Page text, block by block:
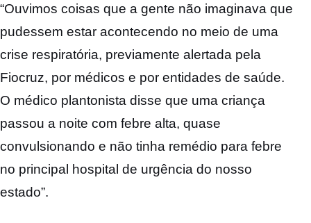
“Ouvimos coisas que a gente não imaginava que
pudessem estar acontecendo no meio de uma
crise respiratória, previamente alertada pela
Fiocruz, por médicos e por entidades de saúde.
O médico plantonista disse que uma criança
passou a noite com febre alta, quase
convulsionando e não tinha remédio para febre
no principal hospital de urgência do nosso
estado”.